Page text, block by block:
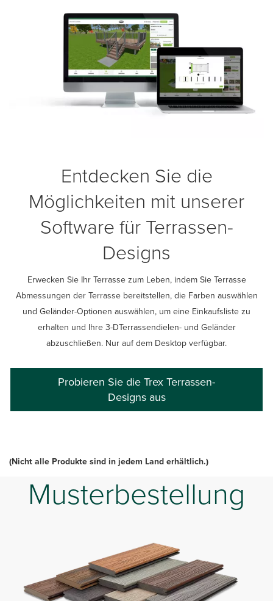
Entdecken Sie die
Möglichkeiten mit unserer
Software für Terrassen-
Designs
Erwecken Sie Ihr Terrasse zum Leben, indem Sie Terrasse
Abmessungen der Terrasse bereitstellen, die Farben auswählen
und Geländer-Optionen auswählen, um eine Einkaufsliste zu
erhalten und Ihre 3-DTerrassendielen- und Geländer
abzuschließen. Nur auf dem Desktop verfügbar.
Probieren Sie die Trex Terrassen-
Designs aus
(Nicht alle Produkte sind in jedem Land erhältlich.)
Musterbestellung